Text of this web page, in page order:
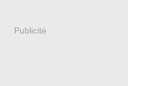
Publicité